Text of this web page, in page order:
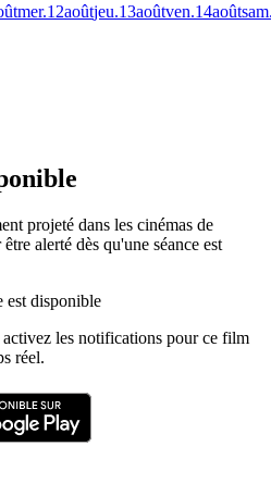
mer.12aoûtjeu.13aoûtven.14août
projeté dans les cinémas de
alerté dès qu'une séance est
est disponible
les notifications pour ce film
réel.